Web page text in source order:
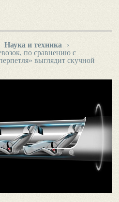
Наука и техника
›
по сравнению с
выглядит скучной